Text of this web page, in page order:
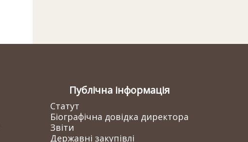
Публічна інформація
Статут
Біографічна довідка директора
Звіти
Державні закупівлі